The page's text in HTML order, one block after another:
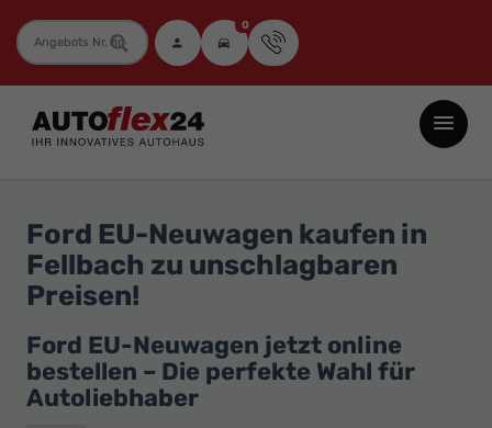
Fahrzeugnummer 0
Autoflex24
GmbH
Neuwagen
Jahreswagen
und
Gebrauchtwagen
zu
Top-
Ford EU-Neuwagen kaufen in
Fellbach zu unschlagbaren
Preisen!
Ford EU-Neuwagen jetzt online
bestellen – Die perfekte Wahl für
Autoliebhaber